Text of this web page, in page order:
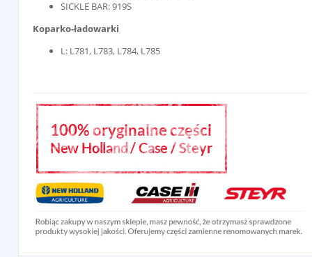
SICKLE BAR: 919S
Koparko-ładowarki
L: L781, L783, L784, L785